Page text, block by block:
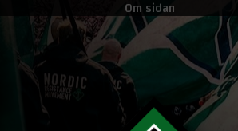
Om sidan